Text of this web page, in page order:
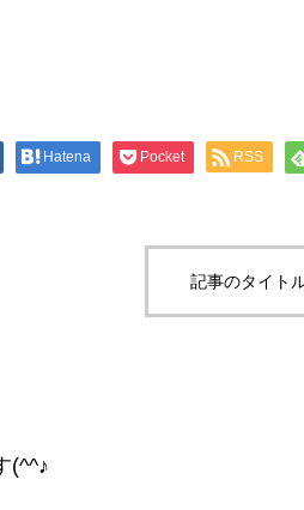
Hatena Pocket RSS
記事のタイト
(^^♪